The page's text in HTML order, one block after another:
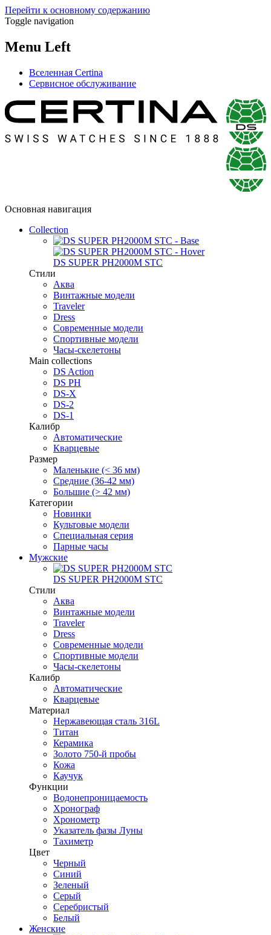
Перейти к основному содержанию
Toggle navigation
Menu Left
Вселенная Certina
Сервисное обслуживание
Основная навигация
Collection
DS SUPER PH2000M STC
Стили
Аква
Винтажные модели
Traveler
Dress
Современные модели
Спортивные модели
Часы-скелетоны
Main collections
DS Action
DS PH
DS-X
DS-2
DS-1
Калибр
Автоматические
Кварцевые
Размер
Маленькие (< 36 мм)
Средние (36-42 мм)
Большие (> 42 мм)
Категории
Новинки
Культовые модели
Специальная серия
Парные часы
Мужские
DS SUPER PH2000M STC
Стили
Аква
Винтажные модели
Traveler
Dress
Современные модели
Спортивные модели
Часы-скелетоны
Калибр
Автоматические
Кварцевые
Материал
Нержавеющая сталь 316L
Титан
Керамика
Золото 750-й пробы
Кожа
Каучук
Функции
Водонепроницаемость
Хронограф
Хронометр
Указатель фазы Луны
Тахиметр
Цвет
Черный
Синий
Зеленый
Серый
Серебристый
Белый
Женские